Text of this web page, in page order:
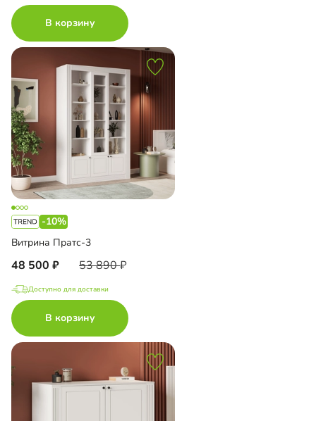
В корзину
-10%
Витрина Пратс-3
48 500 53 890
Доступно для доставки
В корзину